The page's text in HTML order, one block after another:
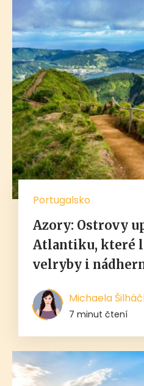
Portugalsko
Azory: Ostrovy
Atlantiku, které
velryby i
Michaela
7 minut čtení